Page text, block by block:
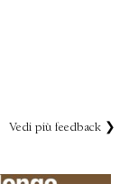
Vedi più feedback ❯